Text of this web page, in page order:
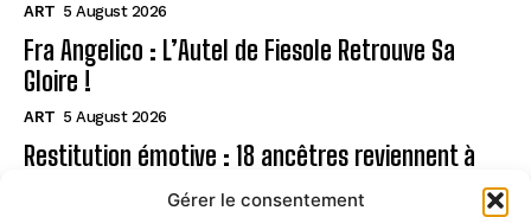
Gérer le consentement
ART 5 August 2026
Fra Angelico : L’Autel de Fiesole Retrouve Sa
Gloire !
ART 5 August 2026
Restitution émotive : 18 ancêtres reviennent à